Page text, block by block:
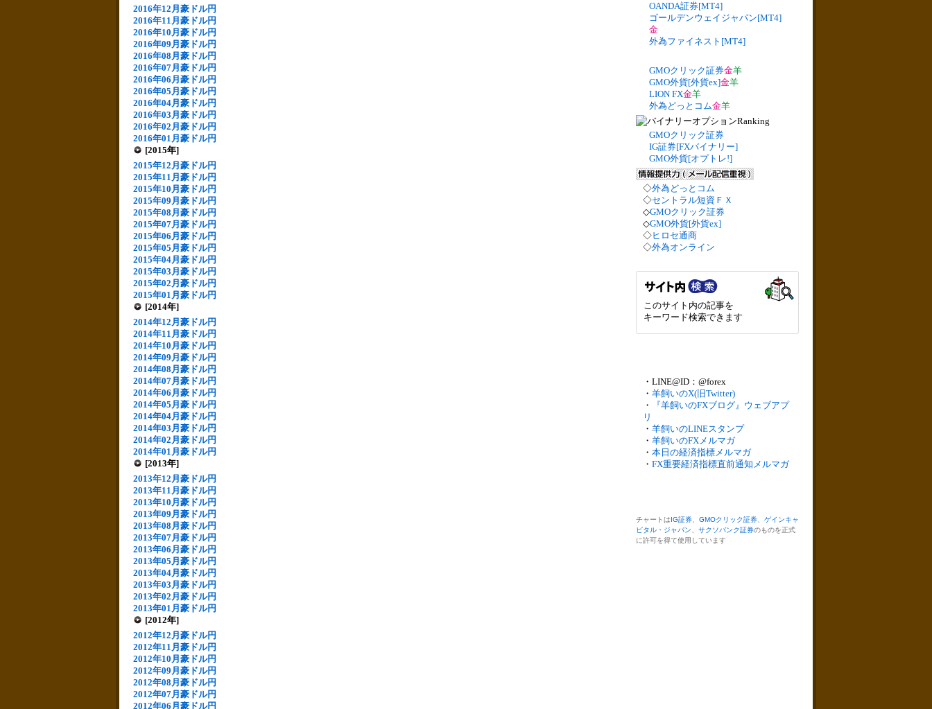
2016年12月豪ドル円
2016年11月豪ドル円
2016年10月豪ドル円
2016年09月豪ドル円
2016年08月豪ドル円
2016年07月豪ドル円
2016年06月豪ドル円
2016年05月豪ドル円
2016年04月豪ドル円
2016年03月豪ドル円
2016年02月豪ドル円
2016年01月豪ドル円
[2015年]
2015年12月豪ドル円
2015年11月豪ドル円
2015年10月豪ドル円
2015年09月豪ドル円
2015年08月豪ドル円
2015年07月豪ドル円
2015年06月豪ドル円
2015年05月豪ドル円
2015年04月豪ドル円
2015年03月豪ドル円
2015年02月豪ドル円
2015年01月豪ドル円
[2014年]
2014年12月豪ドル円
2014年11月豪ドル円
2014年10月豪ドル円
2014年09月豪ドル円
2014年08月豪ドル円
2014年07月豪ドル円
2014年06月豪ドル円
2014年05月豪ドル円
2014年04月豪ドル円
2014年03月豪ドル円
2014年02月豪ドル円
2014年01月豪ドル円
[2013年]
2013年12月豪ドル円
2013年11月豪ドル円
2013年10月豪ドル円
2013年09月豪ドル円
2013年08月豪ドル円
2013年07月豪ドル円
2013年06月豪ドル円
2013年05月豪ドル円
2013年04月豪ドル円
2013年03月豪ドル円
2013年02月豪ドル円
2013年01月豪ドル円
[2012年]
2012年12月豪ドル円
2012年11月豪ドル円
2012年10月豪ドル円
2012年09月豪ドル円
2012年08月豪ドル円
2012年07月豪ドル円
2012年06月豪ドル円
OANDA証券[MT4]
ゴールデンウェイジャパン[MT4]
金
外為ファイネスト[MT4]
GMOクリック証券金羊
GMO外貨[外貨ex]金羊
LION FX金羊
外為どっとコム金羊
GMOクリック証券
IG証券[FXバイナリー]
GMO外貨[オプトレ!]
◇外為どっとコム
◇セントラル短資ＦＸ
◇GMOクリック証券
◇GMO外貨[外貨ex]
◇ヒロセ通商
◇外為オンライン
このサイト内の記事を
キーワード検索できます
・LINE@ID：@forex
・ 羊飼いのX(旧Twitter)
・
『羊飼いのFXブログ』ウェブアプ
リ
・ 羊飼いのLINEスタンプ
・ 羊飼いのFXメルマガ
・ 本日の経済指標メルマガ
・ FX重要経済指標直前通知メルマガ
チャートはIG証券 GMOクリック証券
ゲインキャ
ピタル・ジャパン
サクソバンク証券のものを正式
に許可を得て使用しています